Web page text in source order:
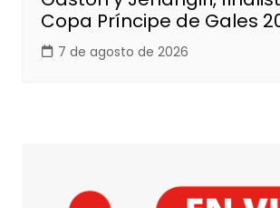
Copa Príncipe de Gales
7 de agosto de 2026